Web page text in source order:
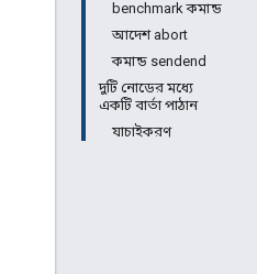
benchmark কমান্ড
আদেশ abort
কমান্ড sendend
দুটি নোডের মধ্যে
একটি বার্তা পাঠান
যাচাইকরণ